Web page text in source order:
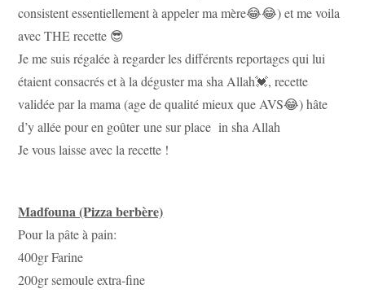
consistent essentiellement à appeler ma mère😂😂) et me voila
avec THE recette 😎
Je me suis régalée à regarder les différents reportages qui lui
étaient consacrés et à la déguster ma sha Allah💓, recette
validée par la mama (age de qualité mieux que AVS😂) hâte
d’y allée pour en goûter une sur place in sha Allah
Je vous laisse avec la recette !
Madfouna (Pizza berbère)
Pour la pâte à pain:
400gr Farine
200gr semoule extra-fine